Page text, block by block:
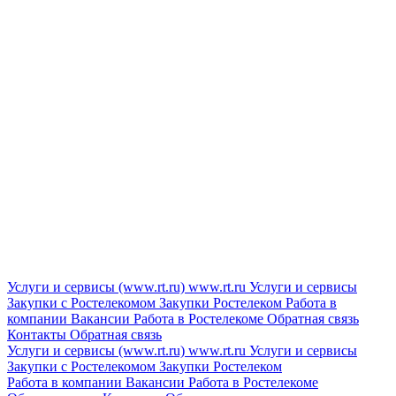
Услуги и сервисы (www.rt.ru) www.rt.ru Услуги и сервисы
Закупки с Ростелекомом Закупки Ростелеком Работа в
компании Вакансии Работа в Ростелекоме Обратная связь
Контакты Обратная связь
Услуги и сервисы (www.rt.ru) www.rt.ru Услуги и сервисы
Закупки с Ростелекомом Закупки Ростелеком
Работа в компании Вакансии Работа в Ростелекоме